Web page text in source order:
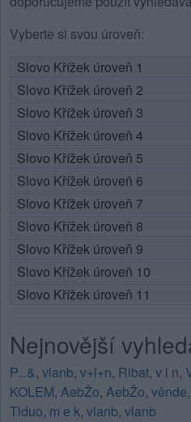
Vyberte si svou úroveň:
Slovo Křížek úroveň 1
Slovo Křížek úroveň 2
Slovo Křížek úroveň 3
Slovo Křížek úroveň 4
Slovo Křížek úroveň 5
Slovo Křížek úroveň 6
Slovo Křížek úroveň 7
Slovo Křížek úroveň 8
Slovo Křížek úroveň 9
Slovo Křížek úroveň 10
Slovo Křížek úroveň 11
Nejnovější
P...&, vlanb, v+l+n, Ribat, v l n,
KOLEM, AebŽo, AebŽo, věnde,
Tlduo, m e k, vlanb, vlanb